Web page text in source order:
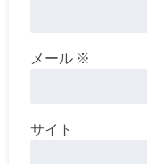
メール ※
サイト